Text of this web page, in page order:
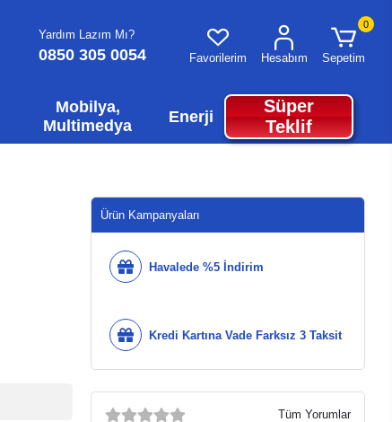
Yardım Lazım Mı?
0850 305 0054 Favorilerim Hesabım
0
Sepetim
Mobilya,
Multimedya
Enerji
Süper
Teklif
Ürün Kampanyaları
Havalede %5 İndirim
Kredi Kartına Vade Farksız 3 Taksit
Tüm Yorumlar